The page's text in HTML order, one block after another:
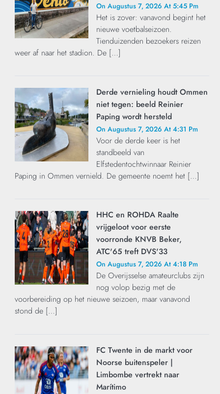
On Augustus 7, 2026 At 5:45 Pm
Het is zover: vanavond begint het
nieuwe voetbalseizoen.
Tienduizenden bezoekers reizen
weer af naar het stadion. De […]
Derde vernieling houdt Ommen
niet tegen: beeld Reinier
Paping wordt hersteld
On Augustus 7, 2026 At 4:31 Pm
Voor de derde keer is het
standbeeld van
Elfstedentochtwinnaar Reinier
Paping in Ommen vernield. De gemeente noemt het […]
HHC en ROHDA Raalte
vrijgeloot voor eerste
voorronde KNVB Beker,
ATC'65 treft DVS'33
On Augustus 7, 2026 At 4:18 Pm
De Overijsselse amateurclubs zijn
nog volop bezig met de
voorbereiding op het nieuwe seizoen, maar vanavond
stond de […]
FC Twente in de markt voor
Noorse buitenspeler |
Limbombe vertrekt naar
Marítimo